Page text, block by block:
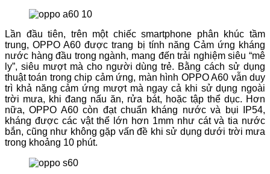
Lần đầu tiên, trên một chiếc smartphone phân khúc tầm
trung, OPPO A60 được trang bị tính năng Cảm ứng kháng
nước hàng đầu trong ngành, mang đến trải nghiệm siêu “mê
ly”, siêu mượt mà cho người dùng trẻ. Bằng cách sử dụng
thuật toán trong chip cảm ứng, màn hình OPPO A60 vẫn duy
trì khả năng cảm ứng mượt mà ngay cả khi sử dụng ngoài
trời mưa, khi đang nấu ăn, rửa bát, hoặc tập thể dục. Hơn
nữa, OPPO A60 còn đạt chuẩn kháng nước và bụi IP54,
kháng được các vật thể lớn hơn 1mm như cát và tia nước
bắn, cũng như không gặp vấn đề khi sử dụng dưới trời mưa
trong khoảng 10 phút.